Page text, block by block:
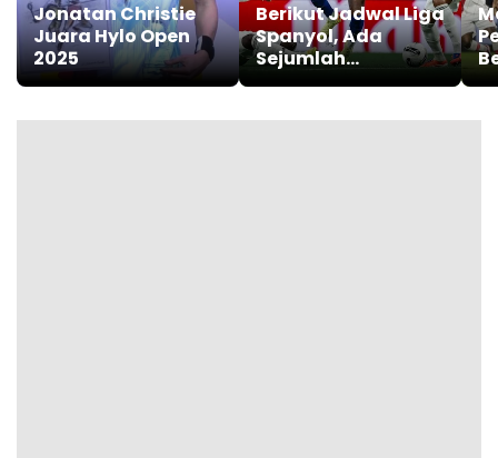
Jonatan Christie
Juara Hylo Open
2025
Berikut Jadwal Liga
Spanyol, Ada
Sejumlah
Pertandingan